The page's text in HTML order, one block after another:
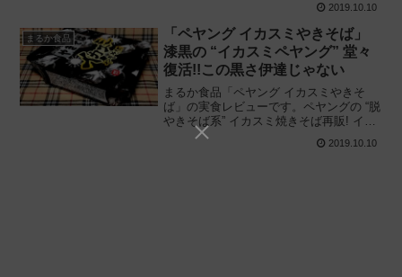
弾は戻し湯で作るチキンスープ付の塩焼
そば、実際に食べてみた感想と評価で
す。
2019.10.10
まるか食品
「ペヤング イカスミやきそば」
漆黒の “イカスミペヤング” 堂々
復活!!この黒さ伊達じゃない
まるか食品「ペヤング イカスミやきそ
ば」の実食レビューです。ペヤングの “脱
やきそば系” イカスミ焼きそば再販! イカ
スミスパゲッティ的な完成度の高いソー
スに本物のイカも入っている変わり種焼
2019.10.10